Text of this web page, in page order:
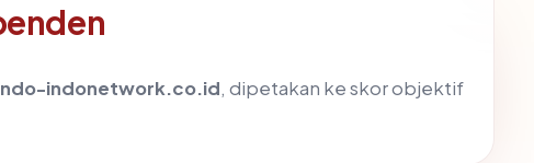
indonetwork.co.id, dipetakan ke skor objektif